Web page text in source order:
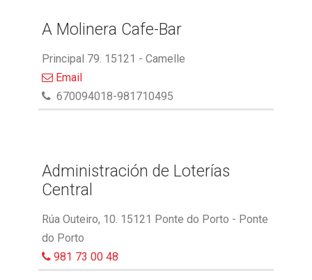
A Molinera Cafe-Bar
Principal 79. 15121 - Camelle
Email
670094018-981710495
Administración de Loterías
Central
Rúa Outeiro, 10. 15121 Ponte do Porto - Ponte
do Porto
981 73 00 48